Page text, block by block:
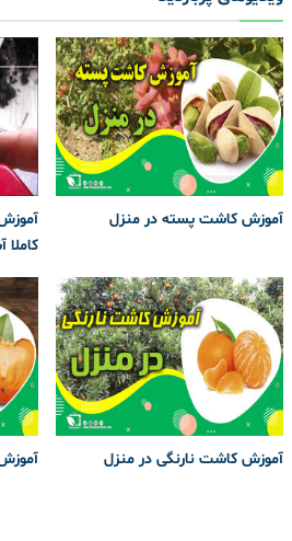
آموزش کاشت پسته در منزل
کاملا
آموزش کاشت نارنگی در منزل